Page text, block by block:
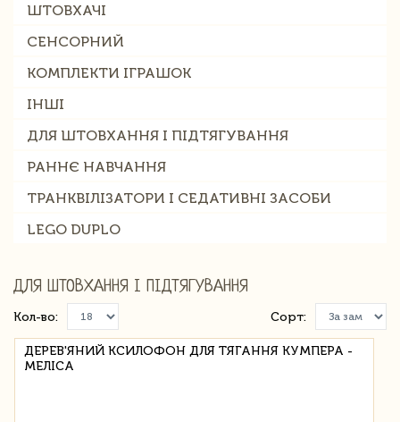
ШТОВХАЧІ
СЕНСОРНИЙ
КОМПЛЕКТИ ІГРАШОК
ІНШІ
ДЛЯ ШТОВХАННЯ І ПІДТЯГУВАННЯ
РАННЄ НАВЧАННЯ
ТРАНКВІЛІЗАТОРИ І СЕДАТИВНІ ЗАСОБИ
LEGO DUPLO
ДЛЯ ШТОВХАННЯ І ПІДТЯГУВАННЯ
Кол-во: Сорт:
ДЕРЕВ'ЯНИЙ КСИЛОФОН ДЛЯ ТЯГАННЯ КУМПЕРА -
МЕЛІСА